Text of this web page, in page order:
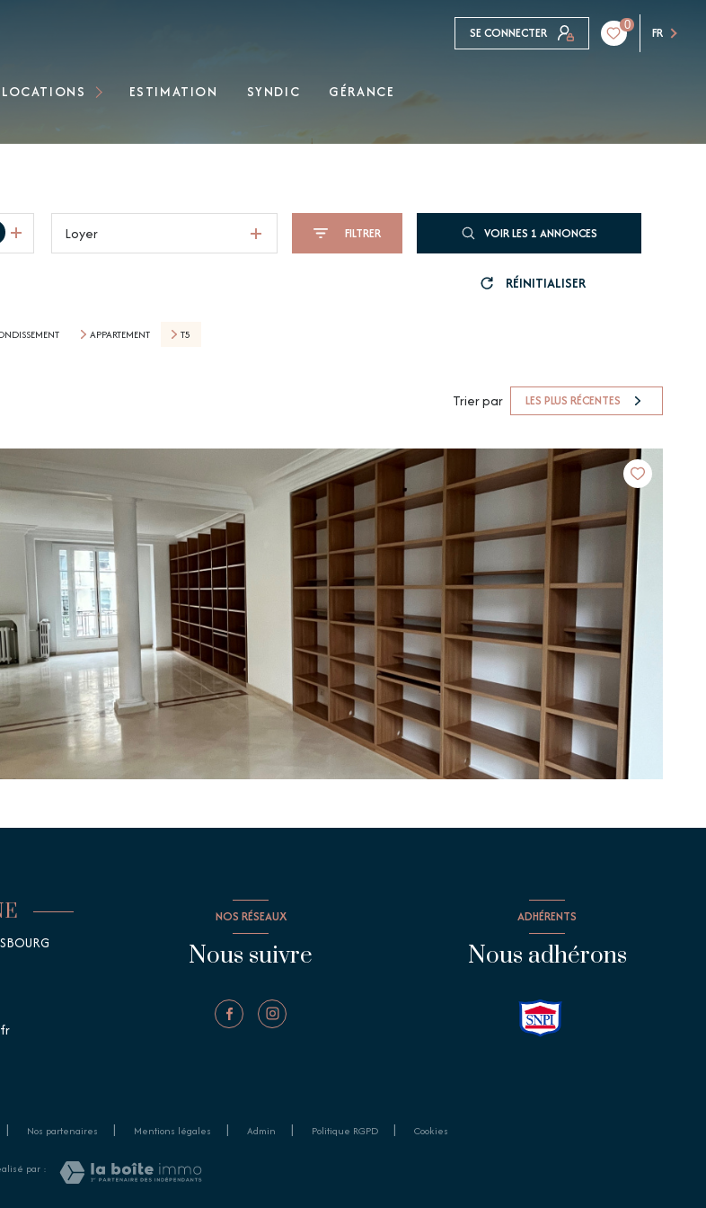
SE CONNECTER 0 FR
LOCATIONSimmobilières
de bureaux
ESTIMATION SYNDIC GÉRANCE
Loyer FILTRER VOIR LES 1 ANNONCES
RÉINITIALISER
APPARTEMENT T5
Trier par LES PLUS RÉCENTES
NOS RÉSEAUX
Nous suivre
ADHÉRENTS
Nous adhérons
Nos partenaires Mentions légales Admin Politique RGPD Cookies
par :